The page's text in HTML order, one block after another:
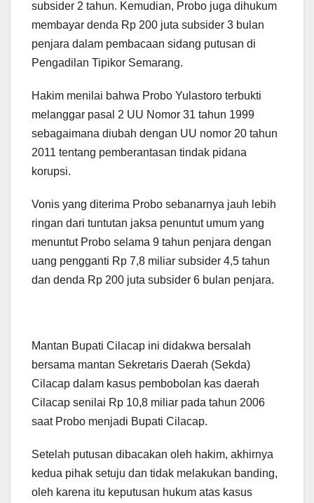
subsider 2 tahun. Kemudian, Probo juga dihukum
membayar denda Rp 200 juta subsider 3 bulan
penjara dalam pembacaan sidang putusan di
Pengadilan Tipikor Semarang.
Hakim menilai bahwa Probo Yulastoro terbukti
melanggar pasal 2 UU Nomor 31 tahun 1999
sebagaimana diubah dengan UU nomor 20 tahun
2011 tentang pemberantasan tindak pidana
korupsi.
Vonis yang diterima Probo sebanarnya jauh lebih
ringan dari tuntutan jaksa penuntut umum yang
menuntut Probo selama 9 tahun penjara dengan
uang pengganti Rp 7,8 miliar subsider 4,5 tahun
dan denda Rp 200 juta subsider 6 bulan penjara.
Mantan Bupati Cilacap ini didakwa bersalah
bersama mantan Sekretaris Daerah (Sekda)
Cilacap dalam kasus pembobolan kas daerah
Cilacap senilai Rp 10,8 miliar pada tahun 2006
saat Probo menjadi Bupati Cilacap.
Setelah putusan dibacakan oleh hakim, akhirnya
kedua pihak setuju dan tidak melakukan banding,
oleh karena itu keputusan hukum atas kasus